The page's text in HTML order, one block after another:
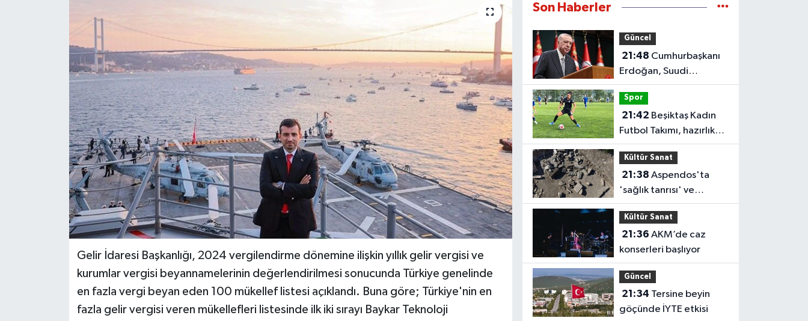
Gelir İdaresi Başkanlığı, 2024 vergilendirme dönemine ilişkin yıllık gelir vergisi ve
kurumlar vergisi beyannamelerinin değerlendirilmesi sonucunda Türkiye genelinde
en fazla vergi beyan eden 100 mükellef listesi açıklandı. Buna göre; Türkiye'nin en
fazla gelir vergisi veren mükellefleri listesinde ilk iki sırayı Baykar Teknoloji
Son Haberler
Güncel
21:48
Erdoğan, Suudi
Arabistan'ı ziyaret
edecek
Spor
21:42
Futbol Takımı, hazırlık
maçında FOMGET'i 3-1
mağlup etti
Kültür Sanat
21:38
'sağlık tanrısı' ve
oğlunun heykeli bulundu
Kültür Sanat
21:36
konserleri başlıyor
Güncel
21:34
göçünde İYTE etkisi
KÜLTÜR SANAT
SAĞLIK
BİLİM VE TEKNOLOJİ
OTOMOBİL
KURUMSAL
Haber Arşivi